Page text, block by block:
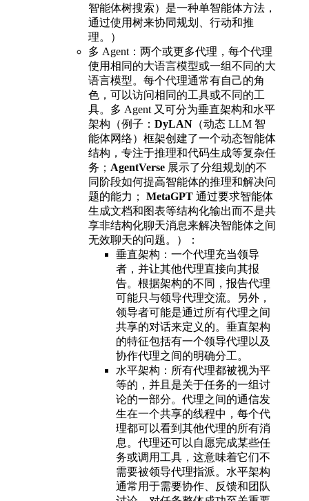
智能体树搜索）是一种单智能体方法，
通过使用树来协同规划、行动和推
理。）
多 Agent：两个或更多代理，每个代理
使用相同的大语言模型或一组不同的大
语言模型。每个代理通常有自己的角
色，可以访问相同的工具或不同的工
具。多 Agent 又可分为垂直架构和水平
架构（例子： DyLAN （动态 LLM 智
能体网络）框架创建了一个动态智能体
结构，专注于推理和代码生成等复杂任
务； AgentVerse 展示了分组规划的不
同阶段如何提高智能体的推理和解决问
题的能力； MetaGPT 通过要求智能体
生成文档和图表等结构化输出而不是共
享非结构化聊天消息来解决智能体之间
无效聊天的问题。）：
垂直架构：一个代理充当领导
者，并让其他代理直接向其报
告。根据架构的不同，报告代理
可能只与领导代理交流。另外，
领导者可能是通过所有代理之间
共享的对话来定义的。垂直架构
的特征包括有一个领导代理以及
协作代理之间的明确分工。
水平架构：所有代理都被视为平
等的，并且是关于任务的一组讨
论的一部分。代理之间的通信发
生在一个共享的线程中，每个代
理都可以看到其他代理的所有消
息。代理还可以自愿完成某些任
务或调用工具，这意味着它们不
需要被领导代理指派。水平架构
通常用于需要协作、反馈和团队